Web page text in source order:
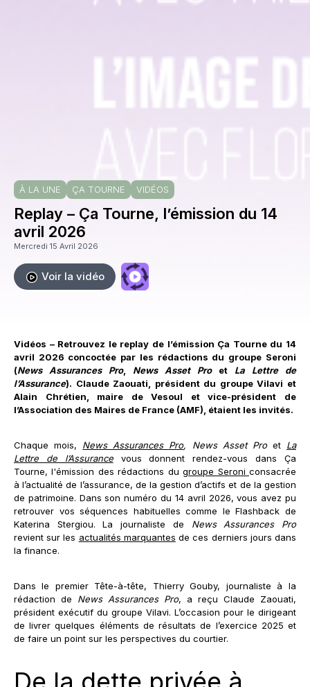
À LA UNE ÇA TOURNE VIDÉOS
Replay – Ça Tourne, l’émission du 14
avril 2026
Mercredi 15 Avril 2026
Voir la vidéo
Vidéos – Retrouvez le replay de l’émission Ça Tourne du 14
avril 2026 concoctée par les rédactions du groupe Seroni
(News Assurances Pro, News Asset Proet La Lettre de
l’Assurance). Claude Zaouati, président du groupe Vilavi et
Alain Chrétien, maire de Vesoul et vice-président de
l’Association des Maires de France (AMF), étaient les invités.
Chaque mois, News Assurances Pro, News Asset Proet La
Lettre de l’Assurancevous donnent rendez-vous dans Ça
Tourne, l'émission des rédactions dugroupe Seroni consacrée
à l’actualité de l’assurance, de la gestion d’actifs et de la gestion
de patrimoine. Dans son numéro du 14 avril 2026, vous avez pu
retrouver vos séquences habituelles comme le Flashback de
Katerina Stergiou. La journaliste de News Assurances Pro
revient sur les actualités marquantes de ces derniers jours dans
la finance.
Dans le premier Tête-à-tête, Thierry Gouby, journaliste à la
rédaction de News Assurances Pro, a reçu Claude Zaouati,
président exécutif du groupe Vilavi. L’occasion pour le dirigeant
de livrer quelques éléments de résultats de l’exercice 2025 et
de faire un point sur les perspectives du courtier.